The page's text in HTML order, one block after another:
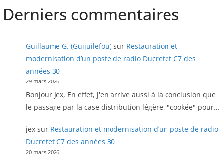
Derniers commentaires
Guillaume G. (Guijuilefou)sur Restauration et
modernisation d’un poste de radio Ducretet C7 des
années 30
29 mars 2026
Bonjour Jex, En effet, j'en arrive aussi à la conclusion que
le passage par la case distribution légère, "cookée" pour…
jexsur Restauration et modernisation d’un poste de radio
Ducretet C7 des années 30
20 mars 2026